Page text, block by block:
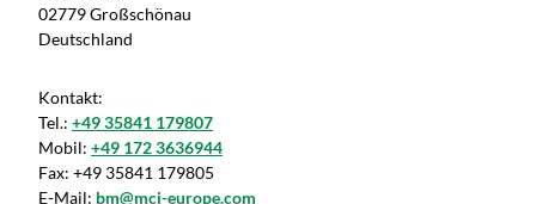
02779 Großschönau
Deutschland
Kontakt:
Tel.: +49 35841 179807
Mobil: +49 172 3636944
Fax: +49 35841 179805
E-Mail: bm@mci-europe.com